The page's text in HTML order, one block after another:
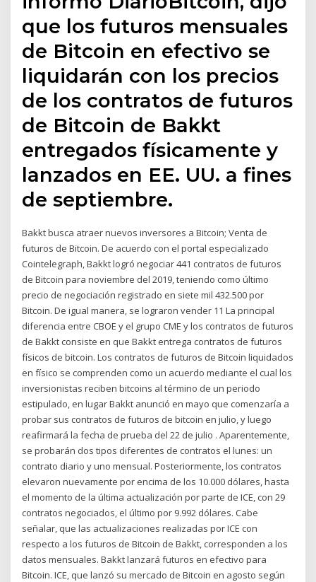
que los futuros mensuales
de Bitcoin en efectivo se
liquidarán con los precios
de los contratos de futuros
de Bitcoin de Bakkt
entregados físicamente y
lanzados en EE. UU. a fines
de septiembre.
Bakkt busca atraer nuevos inversores a Bitcoin; Venta de
futuros de Bitcoin. De acuerdo con el portal especializado
Cointelegraph, Bakkt logró negociar 441 contratos de futuros
de Bitcoin para noviembre del 2019, teniendo como último
precio de negociación registrado en siete mil 432.500 por
Bitcoin. De igual manera, se lograron vender 11 La principal
diferencia entre CBOE y el grupo CME y los contratos de futuros
de Bakkt consiste en que Bakkt entrega contratos de futuros
físicos de bitcoin. Los contratos de futuros de Bitcoin liquidados
en físico se comprenden como un acuerdo mediante el cual los
inversionistas reciben bitcoins al término de un periodo
estipulado, en lugar Bakkt anunció en mayo que comenzaría a
probar sus contratos de futuros de bitcoin en julio, y luego
reafirmará la fecha de prueba del 22 de julio . Aparentemente,
se probarán dos tipos diferentes de contratos el lunes: un
contrato diario y uno mensual. Posteriormente, los contratos
elevaron nuevamente por encima de los 10.000 dólares, hasta
el momento de la última actualización por parte de ICE, con 29
contratos negociados, el último por 9.992 dólares. Cabe
señalar, que las actualizaciones realizadas por ICE con
respecto a los futuros de Bitcoin de Bakkt, corresponden a los
datos mensuales. Bakkt lanzará futuros en efectivo para
Bitcoin. ICE, que lanzó su mercado de Bitcoin en agosto según